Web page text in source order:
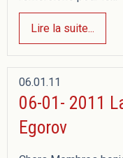
Lire la suite...
06.01.11
06-01- 2011
Egorov